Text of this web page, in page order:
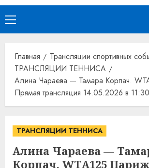
Основное
меню
Главная
Трансляции спортивных
ТРАНСЛЯЦИИ ТЕННИСА
Алина Чараева — Тамара Корпач.
Прямая трансляция 14.05.2026 в 11:30
ТРАНСЛЯЦИИ ТЕННИСА
Алина Чараева —
Корпач. WTA125